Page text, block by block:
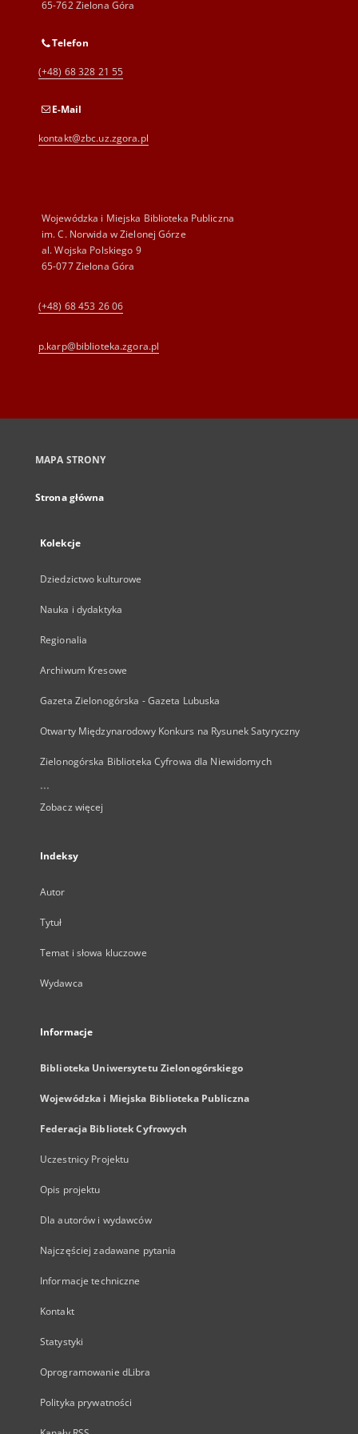
65-762 Zielona Góra
Telefon
(+48) 68 328 21 55
E-Mail
kontakt@zbc.uz.zgora.pl
Wojewódzka i Miejska Biblioteka Publiczna
im. C. Norwida w Zielonej Górze
al. Wojska Polskiego 9
65-077 Zielona Góra
(+48) 68 453 26 06
p.karp@biblioteka.zgora.pl
MAPA STRONY
Strona główna
Kolekcje
Dziedzictwo kulturowe
Nauka i dydaktyka
Regionalia
Archiwum Kresowe
Gazeta Zielonogórska - Gazeta Lubuska
Otwarty Międzynarodowy Konkurs na Rysunek Satyryczny
Zielonogórska Biblioteka Cyfrowa dla Niewidomych
...
Zobacz więcej
Indeksy
Autor
Tytuł
Temat i słowa kluczowe
Wydawca
Informacje
Biblioteka Uniwersytetu Zielonogórskiego
Wojewódzka i Miejska Biblioteka Publiczna
Federacja Bibliotek Cyfrowych
Uczestnicy Projektu
Opis projektu
Dla autorów i wydawców
Najczęściej zadawane pytania
Informacje techniczne
Kontakt
Statystyki
Oprogramowanie dLibra
Polityka prywatności